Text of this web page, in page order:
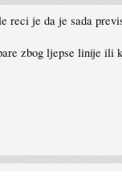
reci je da je sada
zbog ljepse linije ili